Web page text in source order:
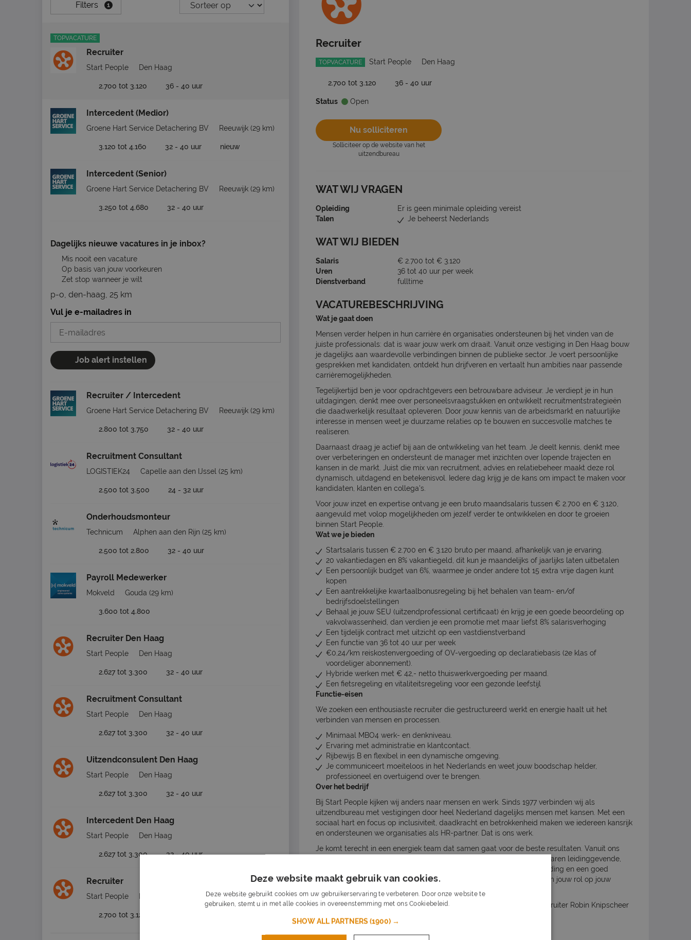
Filters 1
TOPVACATURE
Recruiter
Start People Den Haag
2.700 tot 3.120 36 - 40 uur
Intercedent (Medior)
Groene Hart Service Detachering BV Reeuwijk (29 km)
3.120 tot 4.160 32 - 40 uur nieuw
Intercedent (Senior)
Groene Hart Service Detachering BV Reeuwijk (29 km)
3.250 tot 4.680 32 - 40 uur
Dagelijks nieuwe vacatures in je inbox?
Mis nooit een vacature
Op basis van jouw voorkeuren
Zet stop wanneer je wilt
p-o, den-haag, 25 km
Vul je e-mailadres in
Job alert instellen
Recruiter / Intercedent
Groene Hart Service Detachering BV Reeuwijk (29 km)
2.800 tot 3.750 32 - 40 uur
Recruitment Consultant
LOGISTIEK24 Capelle aan den IJssel (25 km)
2.500 tot 3.500 24 - 32 uur
Onderhoudsmonteur
Technicum Alphen aan den Rijn (25 km)
2.500 tot 2.800 32 - 40 uur
Payroll Medewerker
Mokveld Gouda (29 km)
3.600 tot 4.800
Recruiter Den Haag
Start People Den Haag
2.627 tot 3.300 32 - 40 uur
Recruitment Consultant
Start People Den Haag
2.627 tot 3.300 32 - 40 uur
Uitzendconsulent Den Haag
Start People Den Haag
2.627 tot 3.300 32 - 40 uur
Intercedent Den Haag
Start People Den Haag
2.627 tot 3.300 32 - 40 uur
Recruiter
Start People
2.700 tot 3.120
Recruiter
TOPVACATURE Start People Den Haag
2.700 tot 3.120 36 - 40 uur
Status Open
Nu solliciteren
Solliciteer op de website van het
uitzendbureau
WAT WIJ VRAGEN
Opleiding
Er is geen minimale opleiding vereist
Talen
Je beheerst Nederlands
WAT WIJ BIEDEN
Salaris
€ 2.700 tot € 3.120
Uren
36 tot 40 uur per week
Dienstverband
fulltime
VACATUREBESCHRIJVING
Wat je gaat doen
Mensen verder helpen in hun carrière én organisaties ondersteunen bij het vinden van de
juiste professionals: dat is waar jouw werk om draait. Vanuit onze vestiging in Den Haag bouw
je dagelijks aan waardevolle verbindingen binnen de publieke sector. Je voert persoonlijke
gesprekken met kandidaten, ontdekt hun drijfveren en vertaalt hun ambities naar passende
carrièremogelijkheden.
Tegelijkertijd ben je voor opdrachtgevers een betrouwbare adviseur. Je verdiept je in hun
uitdagingen, denkt mee over personeelsvraagstukken en ontwikkelt recruitmentstrategieën
die daadwerkelijk resultaat opleveren. Door jouw kennis van de arbeidsmarkt en natuurlijke
interesse in mensen weet je duurzame relaties op te bouwen en succesvolle matches te
realiseren.
Daarnaast draag je actief bij aan de ontwikkeling van het team. Je deelt kennis, denkt mee
over verbeteringen en ondersteunt de manager met inzichten over lopende trajecten en
kansen in de markt. Juist die mix van recruitment, advies en relatiebeheer maakt deze rol
dynamisch, uitdagend en betekenisvol. Iedere dag krijg je de kans om impact te maken voor
kandidaten, klanten en collega's.
Voor jouw inzet en expertise ontvang je een bruto maandsalaris tussen € 2.700 en € 3.120,
aangevuld met volop mogelijkheden om jezelf verder te ontwikkelen en door te groeien
binnen Start People.
Wat we je bieden
Startsalaris tussen € 2.700 en € 3.120 bruto per maand, afhankelijk van je ervaring.
20 vakantiedagen en 8% vakantiegeld, dit kun je maandelijks of jaarlijks laten uitbetalen
Een persoonlijk budget van 6%, waarmee je onder andere tot 15 extra vrije dagen kunt
kopen
Een aantrekkelijke kwartaalbonusregeling bij het behalen van team- en/of
bedrijfsdoelstellingen
Behaal je jouw SEU (uitzendprofessional certificaat) én krijg je een goede beoordeling op
vakvolwassenheid, dan verdien je een promotie met maar liefst 8% salarisverhoging
Een tijdelijk contract met uitzicht op een vastdienstverband
Een functie van 36 tot 40 uur per week
€0,24/km reiskostenvergoeding of OV-vergoeding op declaratiebasis (2e klas of
voordeliger abonnement).
Hybride werken met € 42,- netto thuiswerkvergoeding per maand.
Een fietsregeling en vitaliteitsregeling voor een gezonde leefstijl
Functie-eisen
We zoeken een enthousiaste recruiter die gestructureerd werkt en energie haalt uit het
verbinden van mensen en processen.
Minimaal MBO4 werk- en denkniveau.
Ervaring met administratie en klantcontact.
Rijbewijs B en flexibel in een dynamische omgeving.
Je communiceert moeiteloos in het Nederlands en weet jouw boodschap helder,
professioneel en overtuigend over te brengen.
Over het bedrijf
Bij Start People kijken wij anders naar mensen en werk. Sinds 1977 verbinden wij als
uitzendbureau met vestigingen door heel Nederland dagelijks mensen met kansen. Met een
sociaal hart en focus op inclusiviteit, daadkracht en betrokkenheid maken we iedereen kansrijk
en ondersteunen we organisaties als HR-partner. Dat is ons werk.
Je komt terecht in een energiek team dat samen gaat voor de beste resultaten. Vanuit ons
mooie kantoor in Den Haag werk je onder de begeleiding van jouw ervaren leidinggevende,
Roel. Hij zorgt samen met de Senior recruiters voor een sterke onboarding en een goed
inwerktraject. Zodra je helemaal ingewerkt bent, krijg je alle vrijheid om jouw rol op jouw
manier in te vullen.
Wil je meer informatie, neem dan contact op met onze Corporate Recruiter Robin Knipscheer
Deze website maakt gebruik van cookies.
Deze website gebruikt cookies om uw gebruikerservaring te verbeteren. Door onze website te
gebruiken, stemt u in met alle cookies in overeenstemming met ons Cookiebeleid.
SHOW ALL PARTNERS (1900) →